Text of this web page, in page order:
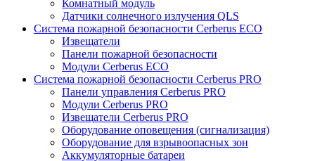
Комнатный модуль
Датчики солнечного излучения QLS
Система пожарной безопасности Cerberus ECO
Извещатели
Панели пожарной безопасности
Модули Cerberus ECO
Система пожарной безопасности Cerberus PRO
Панели управления Cerberus PRO
Модули Cerberus PRO
Извещатели Cerberus PRO
Оборудование оповещения (сигнализация)
Оборудование для взрывоопасных зон
Аккумуляторные батареи